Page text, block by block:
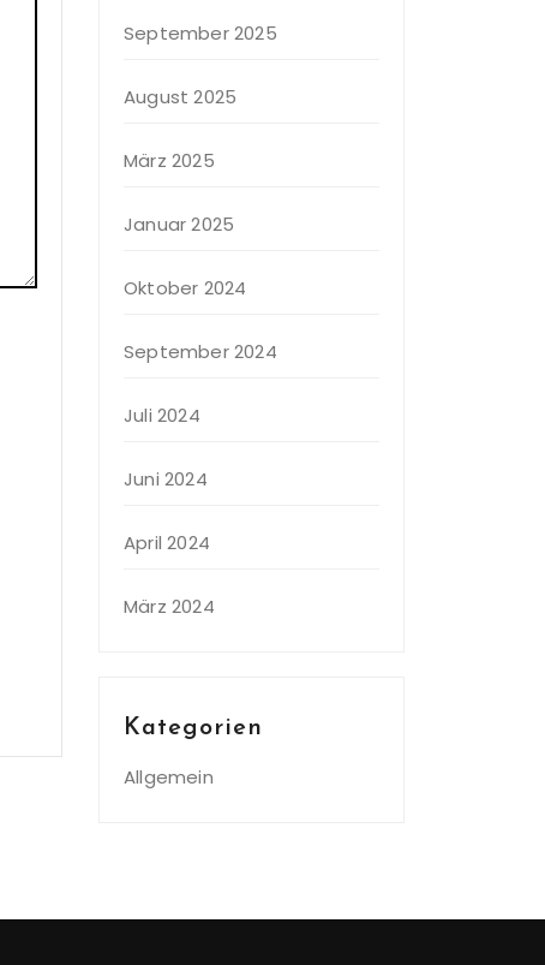
September 2025
August 2025
März 2025
Januar 2025
Oktober 2024
September 2024
Juli 2024
Juni 2024
April 2024
März 2024
Kategorien
Allgemein